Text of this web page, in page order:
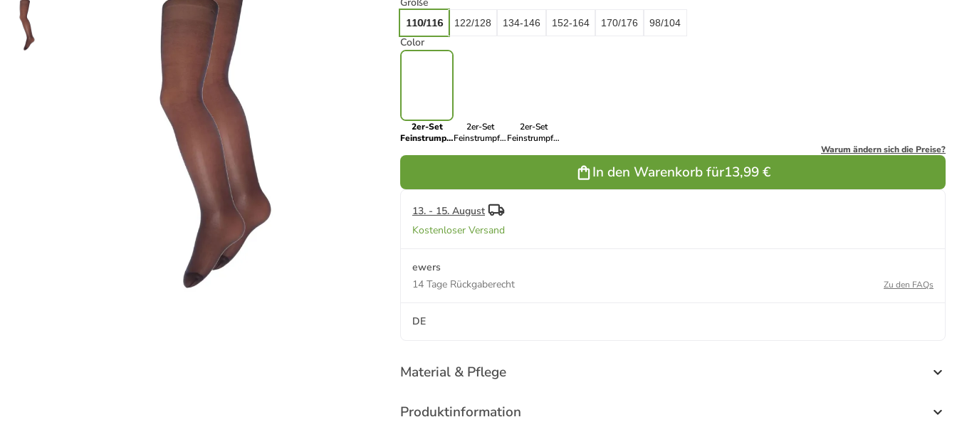
110/116 122/128 134-146 152-164 170/176 98/104
Color
2er-Set
Feinstrumpfhose
2er-Set
Feinstrumpfhose
2er-Set
Feinstrumpfhose
Warum ändern sich die Preise?
In den Warenkorb für13,99 €
13. - 15. August
Kostenloser Versand
ewers
14 Tage Rückgaberecht
Zu den FAQs
DE
Material & Pflege
Produktinformation